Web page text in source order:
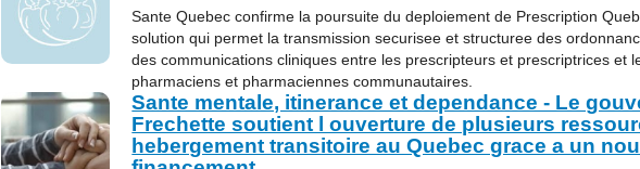
Sante Quebec confirme la poursuite du deploiement de Prescription
solution qui permet la transmission securisee et structuree des
des communications cliniques entre les prescripteurs et prescriptrices et
pharmaciens et pharmaciennes communautaires.
Sante mentale, itinerance et dependance - Le
Frechette soutient l ouverture de plusieurs
hebergement transitoire au Quebec grace a un